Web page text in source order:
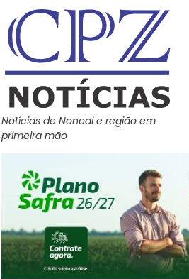
Notícias de Nonoai e região em
primeira mão